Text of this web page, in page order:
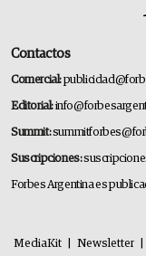
Contactos
Comercial:
Editorial:
Summit:
Suscripciones:
Forbes Argentina es
MediaKit Newsletter